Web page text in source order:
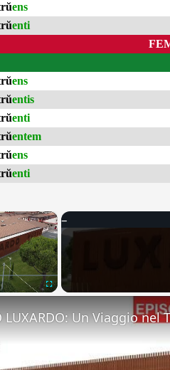
ens
enti
ens
entis
enti
entem
ens
enti
×
LUXARDO: Un Viaggio nel